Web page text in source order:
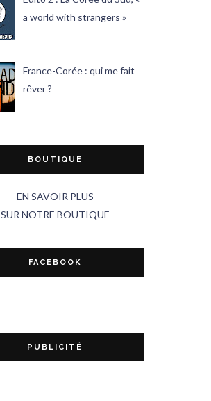
a world with strangers »
France-Corée : qui me fait
rêver ?
BOUTIQUE
EN SAVOIR PLUS
SUR NOTRE BOUTIQUE
FACEBOOK
PUBLICITÉ